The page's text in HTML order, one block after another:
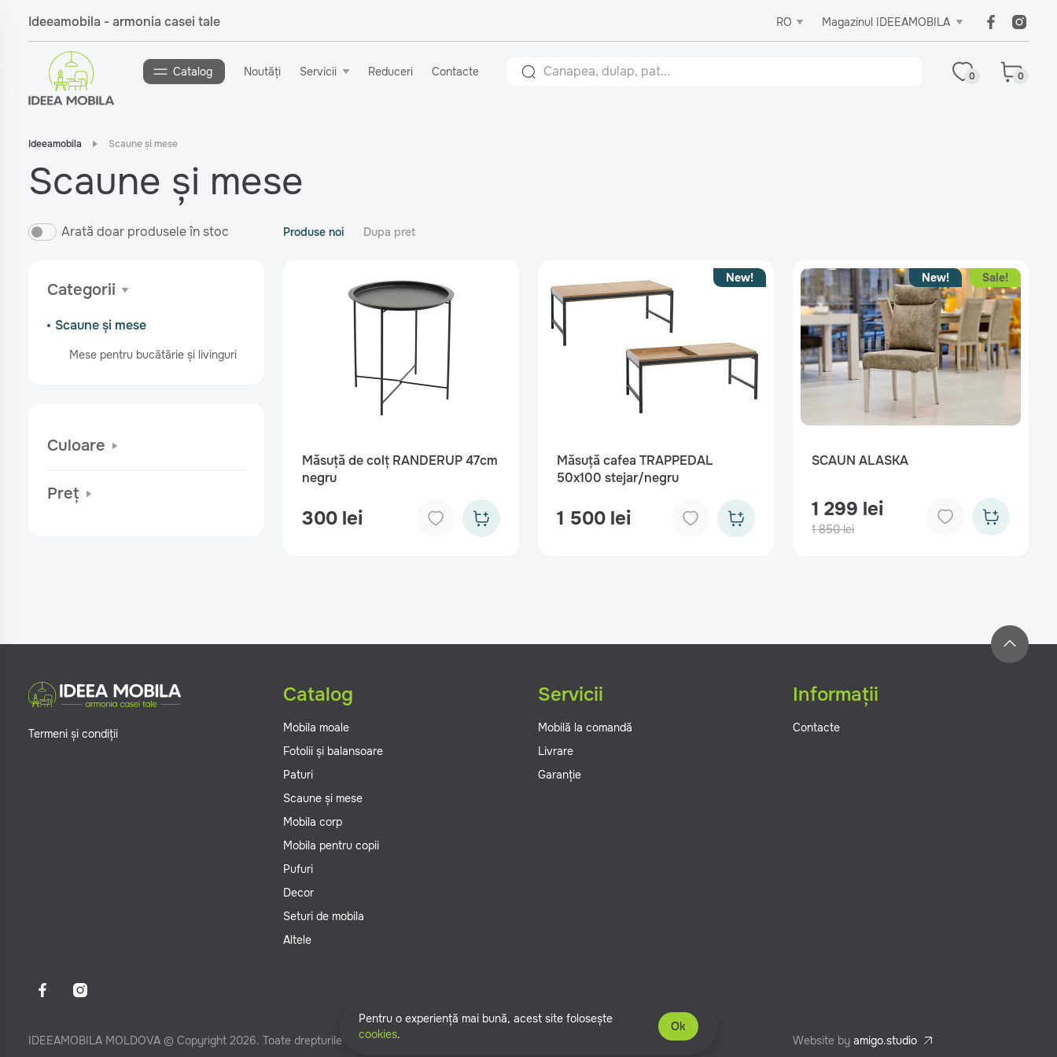
Ideeamobila - armonia casei tale RO Magazinul IDEEAMOBILA
Catalog Noutăți Servicii Reduceri Contacte 0 0
Ideeamobila Scaune și mese
Scaune și mese
Arată doar produsele în stoc
Categorii
Scaune și mese
Mese pentru bucătărie și livinguri
Culoare
Preț
Produse noi Dupa pret
Măsuță de colț RANDERUP 47cm
negru
300 lei
New!
Măsuță cafea TRAPPEDAL
50x100 stejar/negru
1 500 lei
New! Sale!
SCAUN ALASKA
1 299 lei
1 850 lei
Termeni și condiții
Catalog
Mobila moale
Fotolii și balansoare
Paturi
Scaune și mese
Mobila corp
Mobila pentru copii
Pufuri
Decor
Seturi de mobila
Altele
Servicii
Mobilă la comandă
Livrare
Garanție
Informații
Contacte
IDEEAMOBILA MOLDOVA © Copyright 2026. Toate drepturile rezervate. Website by amigo.studio
Pentru o experiență mai bună, acest site folosește
cookies.
Ok